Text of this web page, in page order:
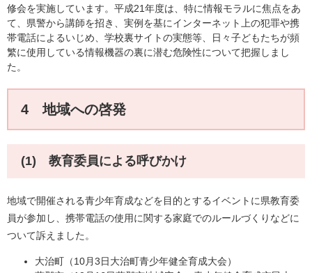
修会を実施しています。平成21年度は、特に情報モラルに焦点をあ
て、県警から講師を招き、実例を基にインターネット上の犯罪や携
帯電話によるいじめ、学校裏サイトの実態等、日々子どもたちが頻
繁に使用している情報機器の裏に潜む危険性について把握しまし
た。
4 地域への啓発
(1) 教育委員による呼びかけ
地域で開催される青少年育成などを目的とするイベントに県教育委
員が参加し、携帯電話の使用に関する家庭でのルールづくりなどに
ついて訴えました。
大治町（10月3日大治町青少年健全育成大会）